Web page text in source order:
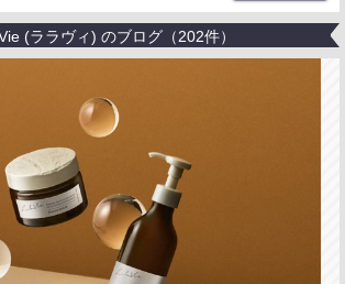
(ララヴィ) のブログ（202件）